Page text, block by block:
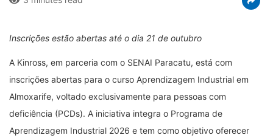
Inscrições estão abertas até o dia 21 de outubro
A Kinross, em parceria com o SENAI Paracatu, está com
inscrições abertas para o curso Aprendizagem Industrial em
Almoxarife, voltado exclusivamente para pessoas com
deficiência (PCDs). A iniciativa integra o Programa de
Aprendizagem Industrial 2026 e tem como objetivo oferecer